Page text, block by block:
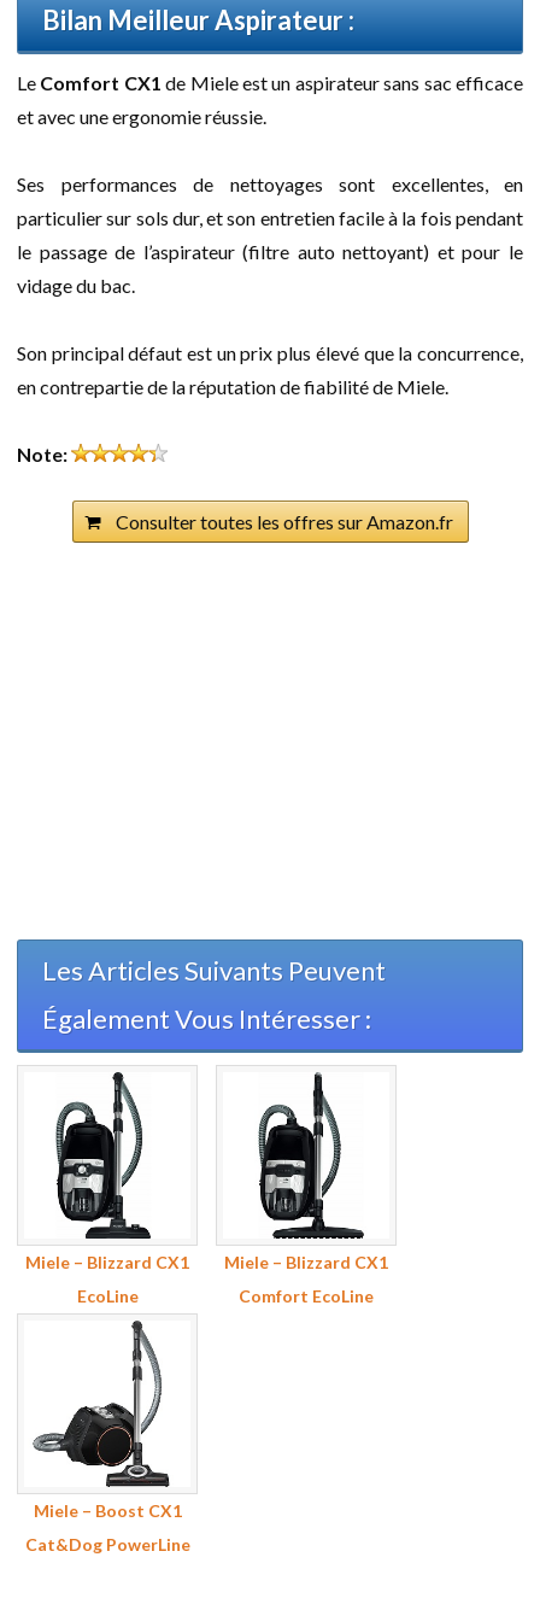
Bilan Meilleur Aspirateur :
Le Comfort CX1 de Miele est un aspirateur sans sac efficace
et avec une ergonomie réussie.
Ses performances de nettoyages sont excellentes, en
particulier sur sols dur, et son entretien facile à la fois pendant
le passage de l’aspirateur (filtre auto nettoyant) et pour le
vidage du bac.
Son principal défaut est un prix plus élevé que la concurrence,
en contrepartie de la réputation de fiabilité de Miele.
Note:
Consulter toutes les offres sur Amazon.fr
Les Articles Suivants Peuvent
Également Vous Intéresser :
Miele – Blizzard CX1
EcoLine
Miele – Blizzard CX1
Comfort EcoLine
Miele – Boost CX1
Cat&Dog PowerLine